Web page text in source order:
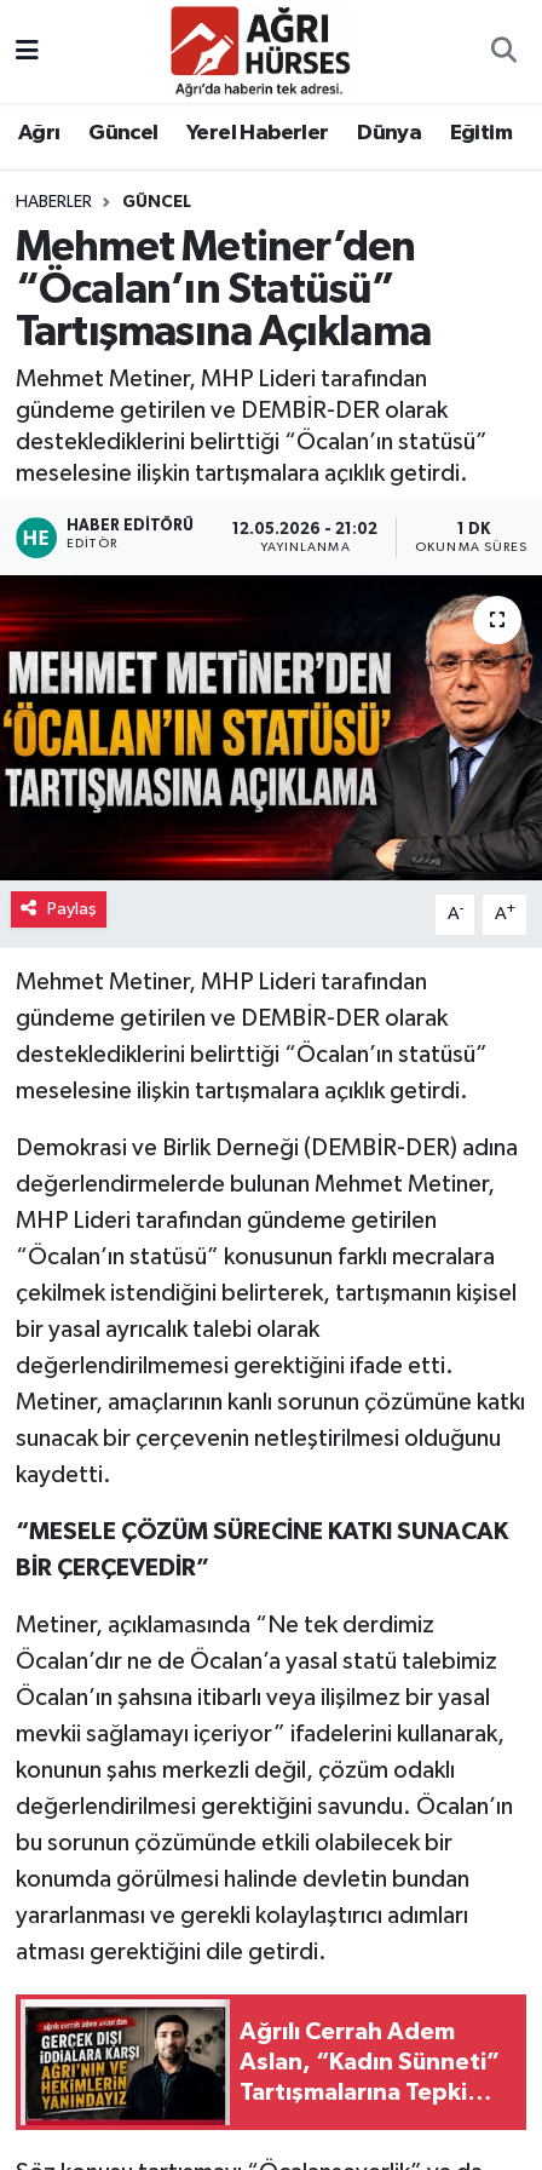
Ağrı Güncel Yerel Haberler Dünya Eğitim
HABERLER GÜNCEL
Mehmet Metiner’den
“Öcalan’ın Statüsü”
Tartışmasına Açıklama
Mehmet Metiner, MHP Lideri tarafından
gündeme getirilen ve DEMBİR-DER olarak
desteklediklerini belirttiği “Öcalan’ın statüsü”
meselesine ilişkin tartışmalara açıklık getirdi.
HABER EDITÖRÜ
EDITÖR
12.05.2026 - 21:02
YAYINLANMA
1 DK
OKUNMA SÜRESI
Paylaş A- A+
Mehmet Metiner, MHP Lideri tarafından
gündeme getirilen ve DEMBİR-DER olarak
desteklediklerini belirttiği “Öcalan’ın statüsü”
meselesine ilişkin tartışmalara açıklık getirdi.
Demokrasi ve Birlik Derneği (DEMBİR-DER) adına
değerlendirmelerde bulunan Mehmet Metiner,
MHP Lideri tarafından gündeme getirilen
“Öcalan’ın statüsü” konusunun farklı mecralara
çekilmek istendiğini belirterek, tartışmanın kişisel
bir yasal ayrıcalık talebi olarak
değerlendirilmemesi gerektiğini ifade etti.
Metiner, amaçlarının kanlı sorunun çözümüne katkı
sunacak bir çerçevenin netleştirilmesi olduğunu
kaydetti.
“MESELE ÇÖZÜM SÜRECİNE KATKI SUNACAK
BİR ÇERÇEVEDİR”
Metiner, açıklamasında “Ne tek derdimiz
Öcalan’dır ne de Öcalan’a yasal statü talebimiz
Öcalan’ın şahsına itibarlı veya ilişilmez bir yasal
mevkii sağlamayı içeriyor” ifadelerini kullanarak,
konunun şahıs merkezli değil, çözüm odaklı
değerlendirilmesi gerektiğini savundu. Öcalan’ın
bu sorunun çözümünde etkili olabilecek bir
konumda görülmesi halinde devletin bundan
yararlanması ve gerekli kolaylaştırıcı adımları
atması gerektiğini dile getirdi.
Ağrılı Cerrah Adem
Aslan, “Kadın Sünneti”
Tartışmalarına Tepki
Hava Durumu
Tüm Manşetler
Son Dakika Haberleri
Haber Arşivi